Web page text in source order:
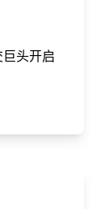
头开启